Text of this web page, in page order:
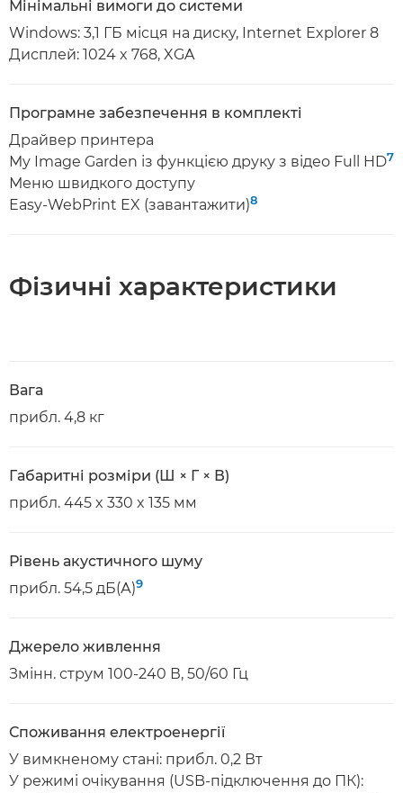
Мінімальні вимоги до системи
Windows: 3,1 ГБ місця на диску, Internet Explorer 8
Дисплей: 1024 x 768, XGA
Програмне забезпечення в комплекті
Драйвер принтера
My Image Garden із функцією друку з відео Full HD7
Меню швидкого доступу
Easy-WebPrint EX (завантажити)8
Фізичні характеристики
Вага
прибл. 4,8 кг
Габаритні розміри (Ш × Г × В)
прибл. 445 x 330 x 135 мм
Рівень акустичного шуму
прибл. 54,5 дБ(А)9
Джерело живлення
Змінн. струм 100-240 В, 50/60 Гц
Споживання електроенергії
У вимкненому стані: прибл. 0,2 Вт
У режимі очікування (USB-підключення до ПК):